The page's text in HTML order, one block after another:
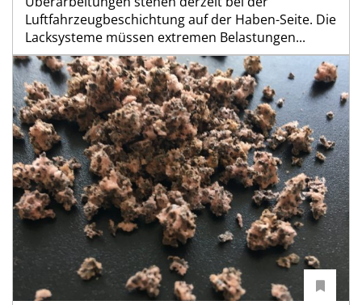
Luftfahrzeugbeschichtung auf der Haben-Seite. Die
Lacksysteme müssen extremen Belastungen...